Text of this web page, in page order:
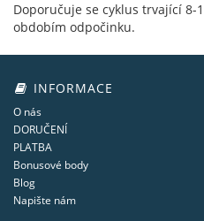
Doporučuje se cyklus trvající 8-
obdobím odpočinku.
INFORMACE
O nás
DORUČENÍ
PLATBA
Bonusové body
Blog
Napište nám